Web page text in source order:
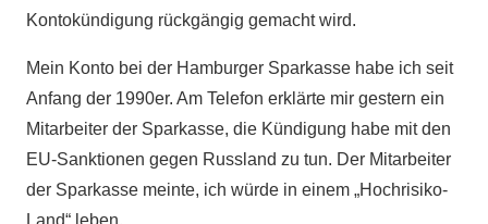
Kontokündigung rückgängig gemacht wird.
Mein Konto bei der Hamburger Sparkasse habe ich seit
Anfang der 1990er. Am Telefon erklärte mir gestern ein
Mitarbeiter der Sparkasse, die Kündigung habe mit den
EU-Sanktionen gegen Russland zu tun. Der Mitarbeiter
der Sparkasse meinte, ich würde in einem „Hochrisiko-
Land“ leben.